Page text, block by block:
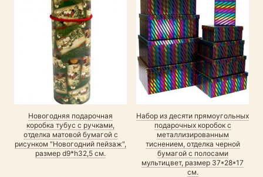
Новогодняя подарочная
коробка тубус с ручками,
отделка матовой бумагой с
рисунком "Новогодний пейзаж",
размер d9*h32,5 см.
Набор из десяти прямоугольных
подарочных коробок с
металлизированным
тиснением, отделка черной
бумагой с полосами
мультицвет, размер 37*28*17
см.